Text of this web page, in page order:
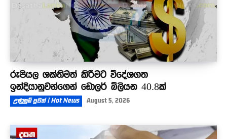
රුපියල ශක්තිමත් කිරීමට විදේශගත
ඉන්දියානුවන්ගෙන් ඩොලර් බිලියන 40.8ක්
උණුසුම් පුවත් | Hot News August 5, 2026